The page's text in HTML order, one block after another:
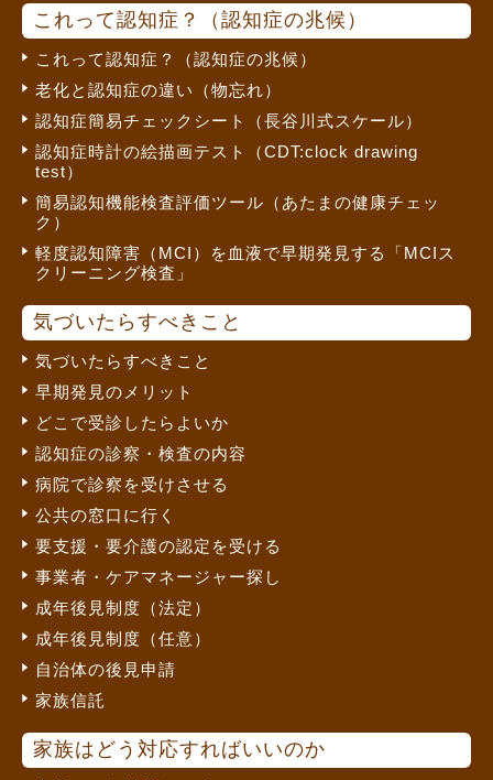
これって認知症？（認知症の兆候）
これって認知症？（認知症の兆候）
老化と認知症の違い（物忘れ）
認知症簡易チェックシート（長谷川式スケール）
認知症時計の絵描画テスト（CDT:clock drawing
test）
簡易認知機能検査評価ツール（あたまの健康チェッ
ク）
軽度認知障害（MCI）を血液で早期発見する「MCIス
クリーニング検査」
気づいたらすべきこと
気づいたらすべきこと
早期発見のメリット
どこで受診したらよいか
認知症の診察・検査の内容
病院で診察を受けさせる
公共の窓口に行く
要支援・要介護の認定を受ける
事業者・ケアマネージャー探し
成年後見制度（法定）
成年後見制度（任意）
自治体の後見申請
家族信託
家族はどう対応すればいいのか